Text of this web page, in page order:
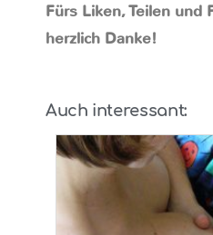
Fürs Liken, Teilen und
herzlich Danke!
Auch interessant: